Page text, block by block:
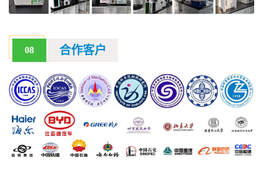
08 合作客户